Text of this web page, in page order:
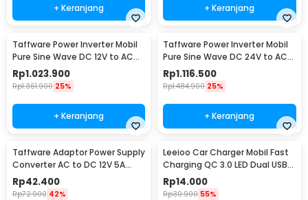
+ Keranjang + Keranjang
Taffware Power Inverter Mobil
Pure Sine Wave DC 12V to AC
220V 3000W - NBQ3000W
Rp1.023.900
Rp1.361.900 25%
+ Keranjang
Taffware Power Inverter Mobil
Pure Sine Wave DC 24V to AC
220V 3000W - NBQ3000W
Rp1.116.500
Rp1.484.900 25%
+ Keranjang
Taffware Adaptor Power Supply
Converter AC to DC 12V 5A
Cigarette Port - XH213
Rp42.400
Rp72.900 42%
Leeioo Car Charger Mobil Fast
Charging QC 3.0 LED Dual USB
Port 2.4A - LE001
Rp14.000
Rp30.900 55%